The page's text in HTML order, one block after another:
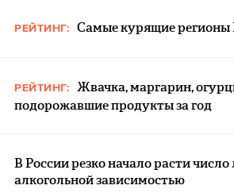
РЕЙТИНГ: Самые курящие регионы
РЕЙТИНГ: Жвачка, маргарин,
подорожавшие продукты за год
В России резко начало расти
алкогольной зависимостью